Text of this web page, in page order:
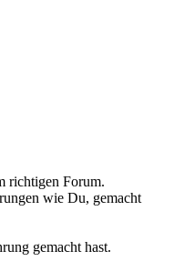
richtigen Forum.
wie Du, gemacht
gemacht hast.